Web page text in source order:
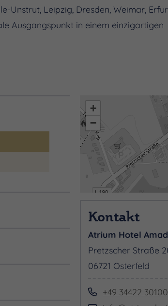
Unstrut, Leipzig, Dresden, Weimar,
Ausgangspunkt in einem einzigartigen
+
−
Kontakt
Atrium Hotel
Pretzscher Straße
06721 Osterfeld
+49 34422 30100